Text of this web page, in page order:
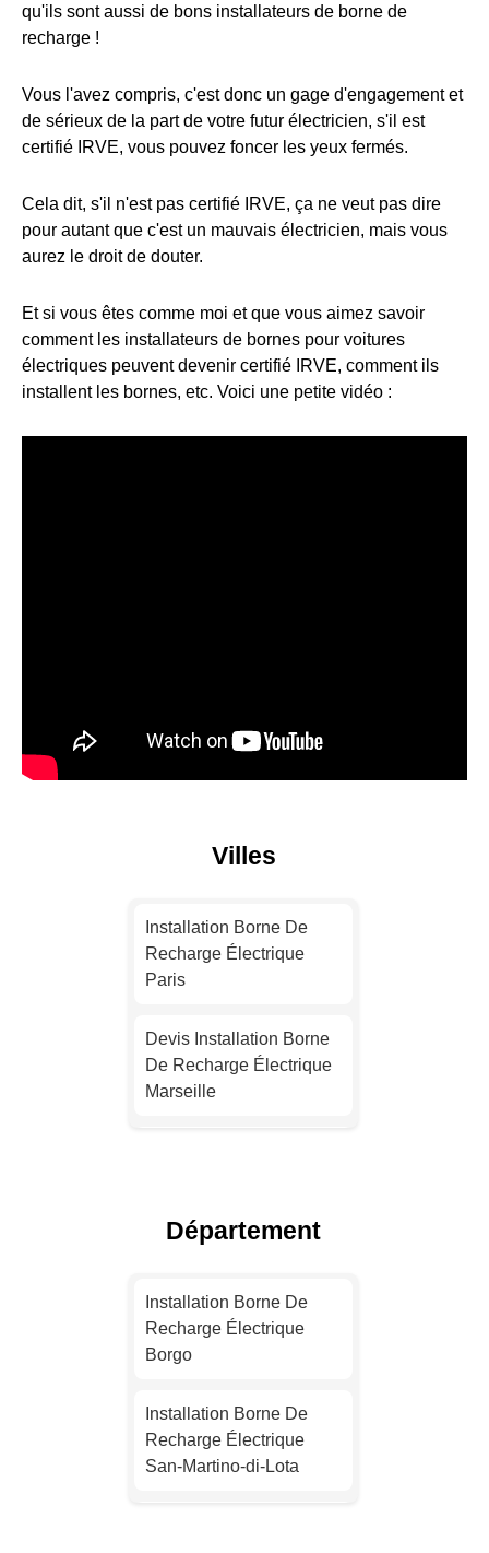
qu'ils sont aussi de bons installateurs de borne de
recharge !
Vous l'avez compris, c'est donc un gage d'engagement et
de sérieux de la part de votre futur électricien, s'il est
certifié IRVE, vous pouvez foncer les yeux fermés.
Cela dit, s'il n'est pas certifié IRVE, ça ne veut pas dire
pour autant que c'est un mauvais électricien, mais vous
aurez le droit de douter.
Et si vous êtes comme moi et que vous aimez savoir
comment les installateurs de bornes pour voitures
électriques peuvent devenir certifié IRVE, comment ils
installent les bornes, etc. Voici une petite vidéo :
Villes
Installation Borne De
Recharge Électrique
Paris
Devis Installation Borne
De Recharge Électrique
Marseille
Toulouse
Nice
Département
Installation Borne De
Recharge Électrique
Borgo
Installation Borne De
Recharge Électrique
San-Martino-di-Lota